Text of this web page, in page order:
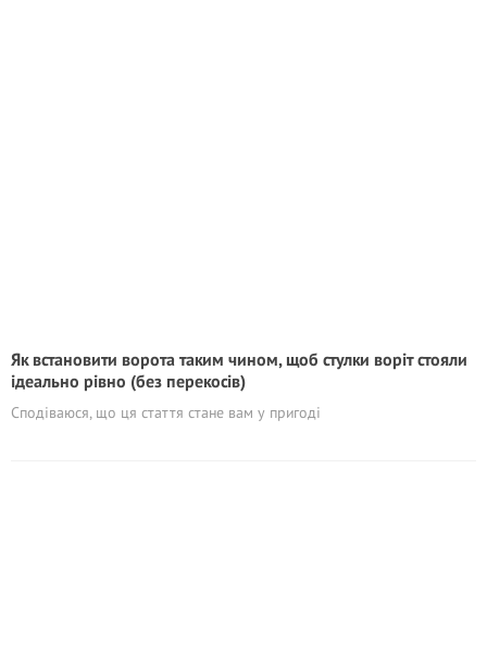
Як встановити ворота таким чином, щоб стулки воріт стояли
ідеально рівно (без перекосів)
Сподіваюся, що ця стаття стане вам у пригоді